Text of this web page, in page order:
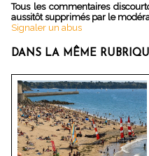
Tous les commentaires
aussitôt supprimés par le
Signaler un abus
DANS LA MÊME